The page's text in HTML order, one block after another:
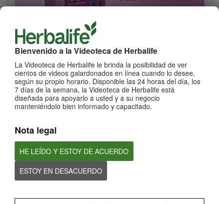
Bienvenido a la Videoteca de Herbalife
La Videoteca de Herbalife le brinda la posibilidad de ver
cientos de videos galardonados en línea cuando lo desee,
según su propio horario. Disponible las 24 horas del día, los
7 días de la semana, la Videoteca de Herbalife está
diseñada para apoyarlo a usted y a su negocio
manteniéndolo bien informado y capacitado.
Nota legal
HE LEÍDO Y ESTOY DE ACUERDO
ESTOY EN DESACUERDO
¡Impulsa cada momento! Nuevo Liftoff sabor Moras
cada momento
Conoce los nuevos sabores de Liftoff: naranja y frutas tropicales.